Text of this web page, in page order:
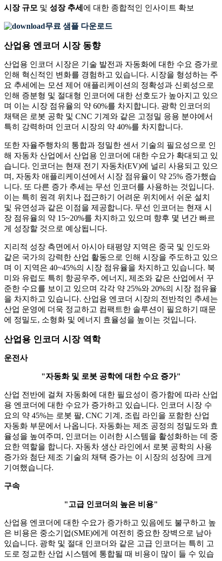
시장 규모 및 성장 추세 에 대한 종합적인 인사이트 확보
무료 샘플 다운로드
산업용 엔코더 시장 동향
산업용 인코더 시장은 기술 발전과 자동화에 대한 수요 증가로
인해 혁신적인 변화를 경험하고 있습니다. 시장을 형성하는 주
요 추세에는 모션 제어 애플리케이션의 정확성과 신뢰성으로
인해 증분형 및 절대형 인코더에 대한 선호도가 높아지고 있으
며 이는 시장 점유율의 약 60%를 차지합니다. 광학 인코더의
채택은 로봇 공학 및 CNC 기계와 같은 고정밀 응용 분야에서
특히 강력하며 인코더 시장의 약 40%를 차지합니다.
또한 자율주행차의 통합과 정밀한 센서 기술의 필요성으로 인
해 자동차 산업에서 산업용 인코더에 대한 수요가 확대되고 있
습니다. 인코더는 현재 전기 자동차(EV)에 널리 사용되고 있으
며, 자동차 애플리케이션에서 시장 점유율이 약 25% 증가했습
니다. 또 다른 증가 추세는 무선 인코더를 사용하는 것입니다.
이는 특히 원격 위치나 접근하기 어려운 위치에서 쉬운 설치
및 유연성과 같은 이점을 제공합니다. 무선 인코더는 현재 시
장 점유율의 약 15~20%를 차지하고 있으며 향후 몇 년간 빠르
게 성장할 것으로 예상됩니다.
지리적 성장 측면에서 아시아 태평양 지역은 중국 및 인도와
같은 국가의 강력한 산업 활동으로 인해 시장을 주도하고 있으
며 이 지역은 40~45%의 시장 점유율을 차지하고 있습니다. 북
미와 유럽도 특히 항공우주, 에너지, 제조와 같은 산업에서 꾸
준한 수요를 보이고 있으며 각각 약 25%와 20%의 시장 점유율
을 차지하고 있습니다. 산업용 엔코더 시장의 전반적인 추세는
산업 운영에 더욱 정교하고 컴팩트한 솔루션이 필요하기 때문
에 정밀도, 소형화 및 에너지 효율성을 높이는 것입니다.
산업용 인코더 시장 역학
운전사
"자동화 및 로봇 공학에 대한 수요 증가"
산업 전반에 걸쳐 자동화에 대한 필요성이 증가함에 따라 산업
용 엔코더에 대한 수요가 증가하고 있습니다. 인코더 시장 수
요의 약 45%는 로봇 팔, CNC 기계, 조립 라인을 포함한 산업
자동화 부문에서 나옵니다. 자동화는 제조 공정의 정밀도와 효
율성을 높여주며, 인코더는 이러한 시스템을 활성화하는 데 중
요한 역할을 합니다. 자동차 생산 라인에서 로봇 공학의 사용
증가와 첨단 제조 기술의 채택 증가는 이 시장의 성장에 크게
기여했습니다.
구속
"고급 인코더의 높은 비용"
산업용 엔코더에 대한 수요가 증가하고 있음에도 불구하고 높
은 비용은 중소기업(SME)에게 여전히 중요한 장벽으로 남아
있습니다. 광학 및 절대 인코더와 같은 고급 인코더는 특히 고
도로 정교한 산업 시스템에 통합될 때 비용이 많이 들 수 있습